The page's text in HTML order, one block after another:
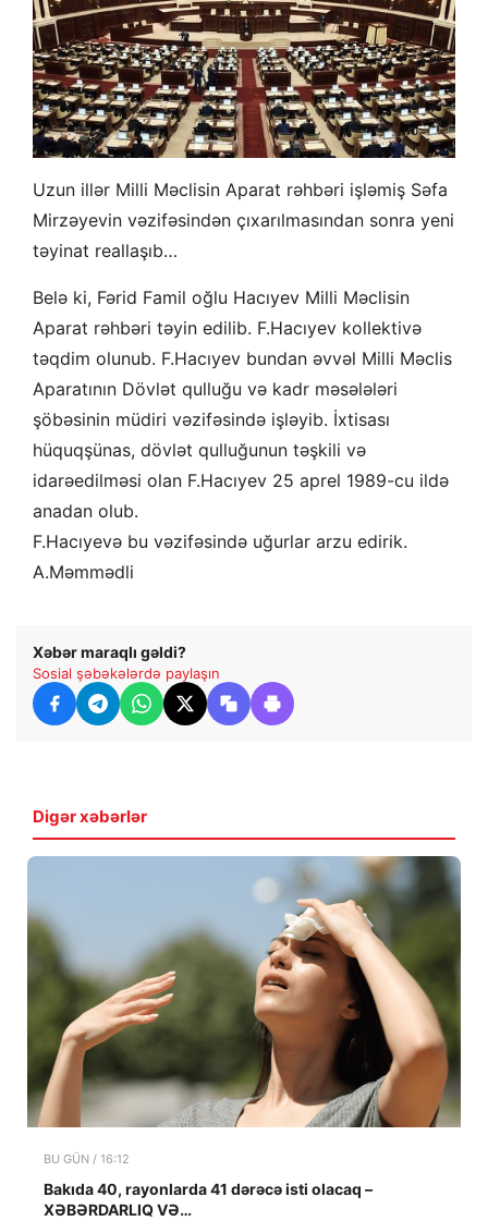
Uzun illər Milli Məclisin Aparat rəhbəri işləmiş Səfa
Mirzəyevin vəzifəsindən çıxarılmasından sonra yeni
təyinat reallaşıb…
Belə ki, Fərid Famil oğlu Hacıyev Milli Məclisin
Aparat rəhbəri təyin edilib. F.Hacıyev kollektivə
təqdim olunub. F.Hacıyev bundan əvvəl Milli Məclis
Aparatının Dövlət qulluğu və kadr məsələləri
şöbəsinin müdiri vəzifəsində işləyib. İxtisası
hüquqşünas, dövlət qulluğunun təşkili və
idarəedilməsi olan F.Hacıyev 25 aprel 1989-cu ildə
anadan olub.
F.Hacıyevə bu vəzifəsində uğurlar arzu edirik.
A.Məmmədli
Xəbər maraqlı gəldi?
Sosial şəbəkələrdə paylaşın
Digər xəbərlər
BU GÜN / 16:12
Bakıda 40, rayonlarda 41 dərəcə isti olacaq –
XƏBƏRDARLIQ VƏ…